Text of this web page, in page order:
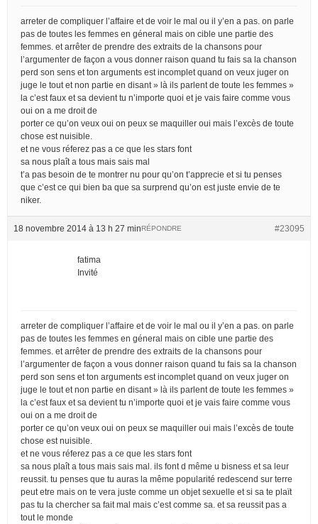
arreter de compliquer l’affaire et de voir le mal ou il y’en a pas. on parle
pas de toutes les femmes en géneral mais on cible une partie des
femmes. et arrêter de prendre des extraits de la chansons pour
l’argumenter de façon a vous donner raison quand tu fais sa la chanson
perd son sens et ton arguments est incomplet quand on veux juger on
juge le tout et non partie en disant » là ils parlent de toute les femmes »
la c’est faux et sa devient tu n’importe quoi et je vais faire comme vous
oui on a me droit de
porter ce qu’on veux oui on peux se maquiller oui mais l’excès de toute
chose est nuisible.
et ne vous réferez pas a ce que les stars font
sa nous plaît a tous mais sais mal
t’a pas besoin de te montrer nu pour qu’on t’apprecie et si tu penses
que c’est ce qui bien ba que sa surprend qu’on est juste envie de te
niker.
18 novembre 2014 à 13 h 27 min #23095
RÉPONDRE
fatima
Invité
arreter de compliquer l’affaire et de voir le mal ou il y’en a pas. on parle
pas de toutes les femmes en géneral mais on cible une partie des
femmes. et arrêter de prendre des extraits de la chansons pour
l’argumenter de façon a vous donner raison quand tu fais sa la chanson
perd son sens et ton arguments est incomplet quand on veux juger on
juge le tout et non partie en disant » là ils parlent de toute les femmes »
la c’est faux et sa devient tu n’importe quoi et je vais faire comme vous
oui on a me droit de
porter ce qu’on veux oui on peux se maquiller oui mais l’excès de toute
chose est nuisible.
et ne vous réferez pas a ce que les stars font
sa nous plaît a tous mais sais mal. ils font d même u bisness et sa leur
reussit. tu penses que tu auras la même popularité redescend sur terre
peut etre mais on te vera juste comme un objet sexuelle et si sa te plaït
pas tu la chercher sa fait mal mais c’est comme sa. et sa reussit pas a
tout le monde